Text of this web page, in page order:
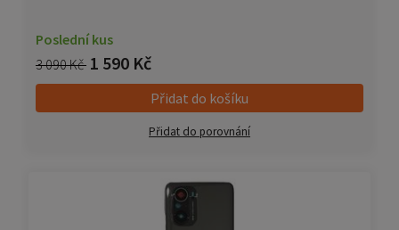
Poslední kus
3 090 Kč 1 590 Kč
Přidat do košíku
Přidat do porovnání